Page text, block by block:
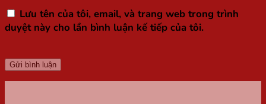
Lưu tên của tôi, email, và trang web trong trình
duyệt này cho lần bình luận kế tiếp của tôi.